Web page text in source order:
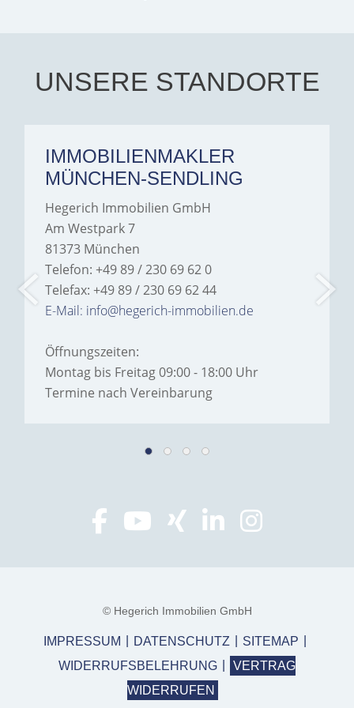
Hegerich Immobilien to
anyone looking for a home.
UNSERE STANDORTE
IMMOBILIENMAKLER
MÜNCHEN-SENDLING
Hegerich Immobilien GmbH
Am Westpark 7
81373 München
Telefon: +49 89 / 230 69 62 0
Telefax: +49 89 / 230 69 62 44
E-Mail: info@hegerich-immobilien.de
Öffnungszeiten:
Montag bis Freitag 09:00 - 18:00 Uhr
Termine nach Vereinbarung
© Hegerich Immobilien GmbH
IMPRESSUM DATENSCHUTZ
SITEMAP
WIDERRUFSBELEHRUNG
VERTRAG
WIDERRUFEN